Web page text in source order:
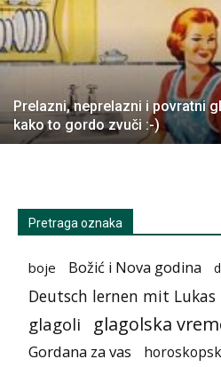
Prelazni, neprelazni i povratni
kako to gordo zvuči :-)
Pretraga oznaka
boje Božić i Nova godina
Deutsch lernen mit Lukas
glagoli glagolska
Gordana za vas